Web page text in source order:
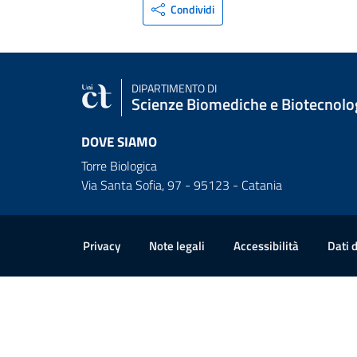
Condividi
DIPARTIMENTO DI
Scienze Biomediche e
DOVE SIAMO
Torre Biologica
Via Santa Sofia, 97 - 95123 - Catania
Privacy Note legali Accessibilità Dati